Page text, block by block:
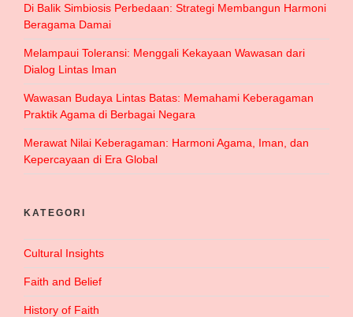
Di Balik Simbiosis Perbedaan: Strategi Membangun Harmoni
Beragama Damai
Melampaui Toleransi: Menggali Kekayaan Wawasan dari
Dialog Lintas Iman
Wawasan Budaya Lintas Batas: Memahami Keberagaman
Praktik Agama di Berbagai Negara
Merawat Nilai Keberagaman: Harmoni Agama, Iman, dan
Kepercayaan di Era Global
KATEGORI
Cultural Insights
Faith and Belief
History of Faith